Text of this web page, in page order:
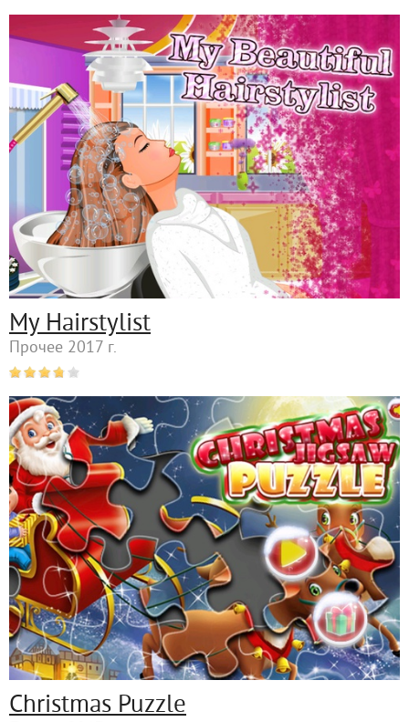
My Hairstylist
Прочее 2017 г.
Christmas Puzzle